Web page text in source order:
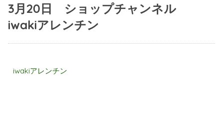
3月20日 ショップチャンネル
iwakiアレンチン
iwakiアレンチン